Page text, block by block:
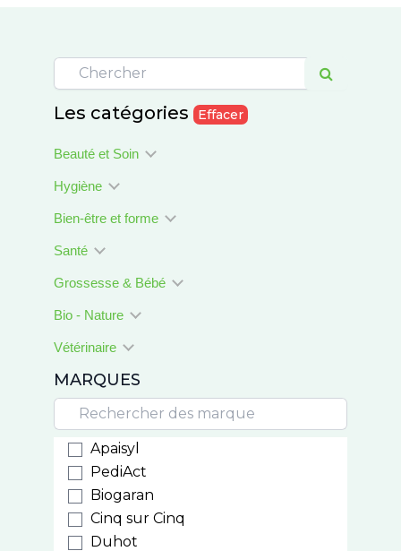
Les catégories Effacer
Beauté et Soin
Hygiène
Bien-être et forme
Santé
Grossesse & Bébé
Bio - Nature
Vétérinaire
MARQUES
Apaisyl
PediAct
Biogaran
Cinq sur Cinq
Duhot